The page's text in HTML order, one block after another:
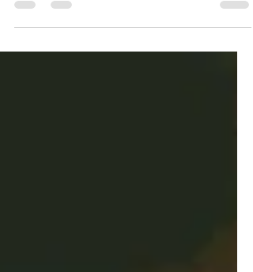
que, por lo tanto, no lo ha producido...